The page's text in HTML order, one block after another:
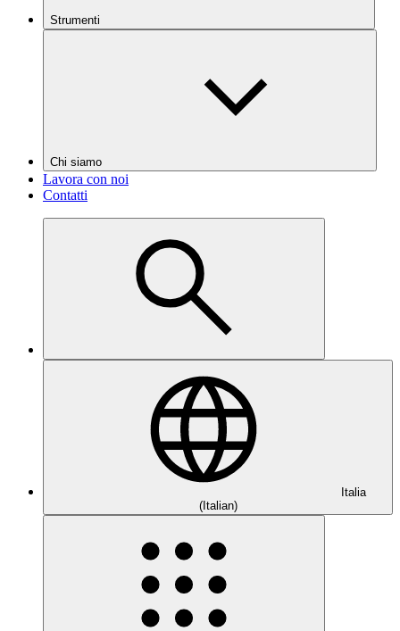
Strumenti
Chi siamo
Lavora con noi
Contatti
Italia
(Italian)